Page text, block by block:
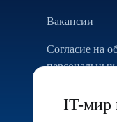
IT-мир
Вакансии
Согласие на